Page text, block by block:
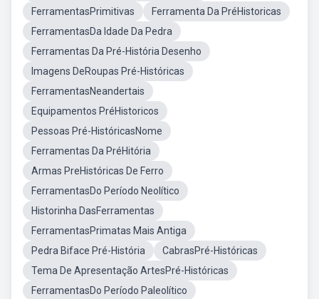
FerramentasPrimitivas
Ferramenta Da PréHistoricas
FerramentasDa Idade Da Pedra
Ferramentas Da Pré-História Desenho
Imagens DeRoupas Pré-Históricas
FerramentasNeandertais
Equipamentos PréHistoricos
Pessoas Pré-HistóricasNome
Ferramentas Da PréHitória
Armas PreHistóricas De Ferro
FerramentasDo Período Neolítico
Historinha DasFerramentas
FerramentasPrimatas Mais Antiga
Pedra Biface Pré-História
CabrasPré-Históricas
Tema De Apresentação ArtesPré-Históricas
FerramentasDo Período Paleolítico